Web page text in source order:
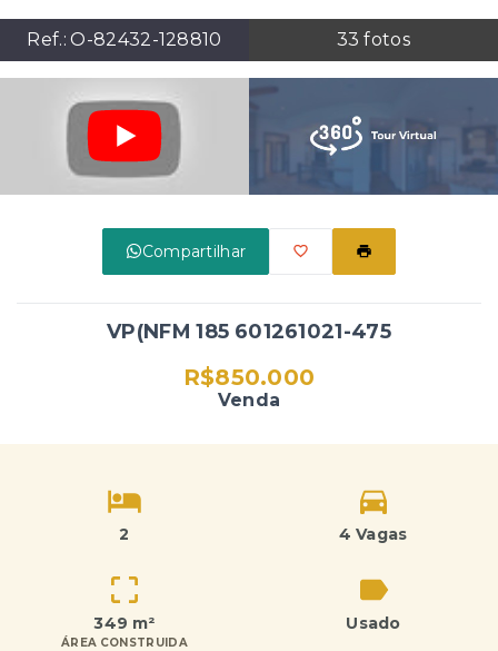
Ref.:O-82432-128810 33 fotos
Compartilhar
VP(NFM 185 601261021-475
R$850.000
Venda
2 4 Vagas
349 m²
ÁREA CONSTRUIDA
Usado